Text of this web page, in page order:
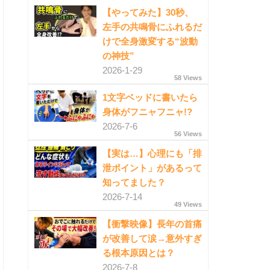
【やってみた】30秒、
左手の共鳴骨にふれるだ
けで全身激変する“波動
の神技”
2026-1-29
58 Views
1文字ベッドに書いたら
身体がフニャフニャ!?
2026-7-6
56 Views
【実は…】心理にも「排
泄ポイント」があるって
知ってました？
2026-7-14
49 Views
【衝撃映像】長年の首痛
が改善して涙→意外すぎ
る根本原因とは？
2026-7-8